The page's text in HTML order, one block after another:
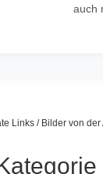
auch
Links / Bilder von